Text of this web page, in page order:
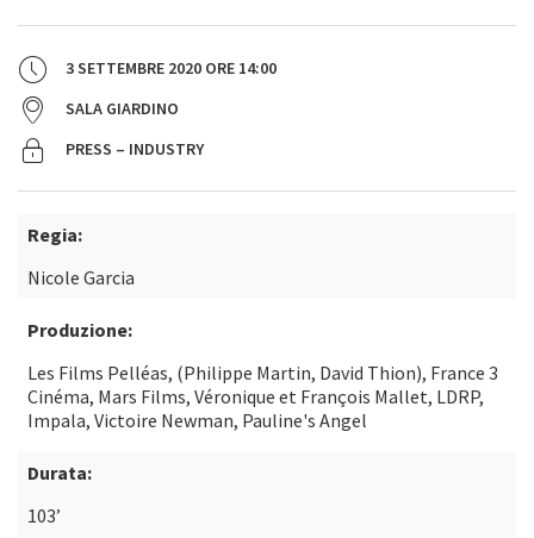
3 SETTEMBRE 2020 ORE 14:00
SALA GIARDINO
PRESS – INDUSTRY
Regia:
Nicole Garcia
Produzione:
Les Films Pelléas, (Philippe Martin, David Thion), France 3
Cinéma, Mars Films, Véronique et François Mallet, LDRP,
Impala, Victoire Newman, Pauline's Angel
Durata:
103’